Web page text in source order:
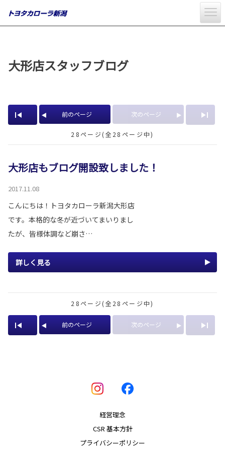
大形店スタッフブログ
前のページ 次のページ
28ページ(全28ページ中)
大形店もブログ開設致しました！
2017.11.08
こんにちは！トヨタカローラ新潟大形店
です。本格的な冬が近づいてまいりまし
たが、皆様体調など崩さ…
詳しく見る
28ページ(全28ページ中)
前のページ 次のページ
経営理念
CSR 基本方針
プライバシーポリシー